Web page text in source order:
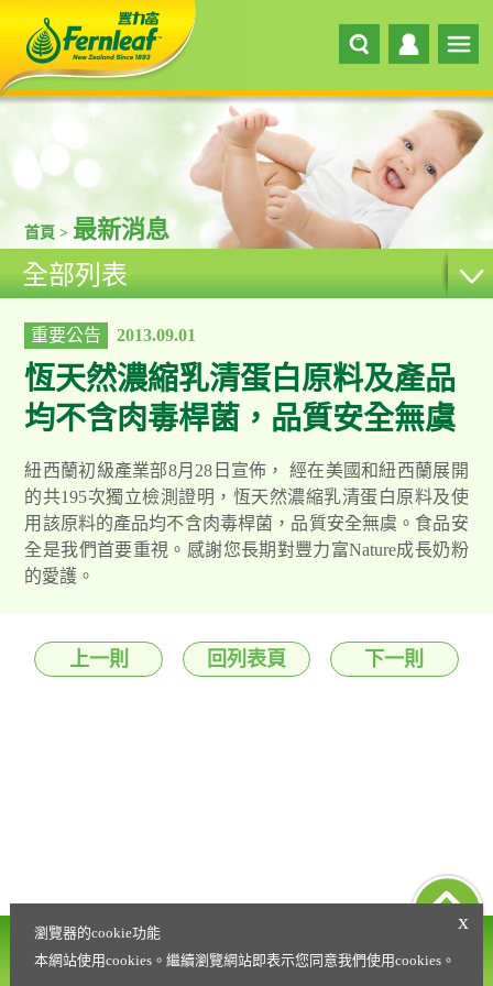
首頁 > 最新消息
全部列表
重要公告 2013.09.01
恆天然濃縮乳清蛋白原料及產品
均不含肉毒桿菌，品質安全無虞
紐西蘭初級產業部8月28日宣佈， 經在美國和紐西蘭展開
的共195次獨立檢測證明，恆天然濃縮乳清蛋白原料及使
用該原料的產品均不含肉毒桿菌，品質安全無虞。食品安
全是我們首要重視。感謝您長期對豐力富Nature成長奶粉
的愛護。
上一則 回列表頁 下一則
營養諮詢專線
0800-021-216
x
瀏覽器的cookie功能
本網站使用cookies。繼續瀏覽網站即表示您同意我們使用cookies。